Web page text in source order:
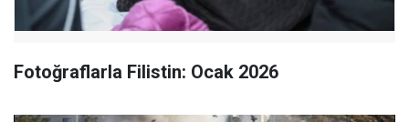
Fotoğraflarla Filistin: Ocak 2026